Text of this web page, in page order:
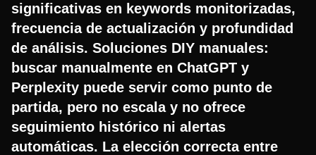
significativas en keywords monitorizadas,
frecuencia de actualización y profundidad
de análisis. Soluciones DIY manuales:
buscar manualmente en ChatGPT y
Perplexity puede servir como punto de
partida, pero no escala y no ofrece
seguimiento histórico ni alertas
automáticas. La elección correcta entre